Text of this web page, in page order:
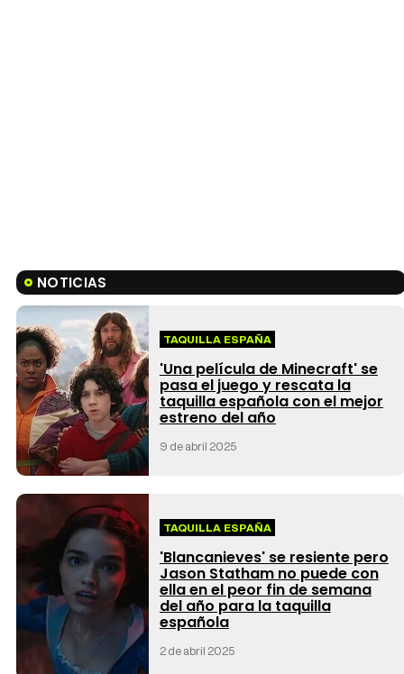
NOTICIAS
TAQUILLA ESPAÑA
'Una película de Minecraft' se
pasa el juego y rescata la
taquilla española con el mejor
estreno del año
9 de abril 2025
TAQUILLA ESPAÑA
'Blancanieves' se resiente pero
Jason Statham no puede con
ella en el peor fin de semana
del año para la taquilla
española
2 de abril 2025